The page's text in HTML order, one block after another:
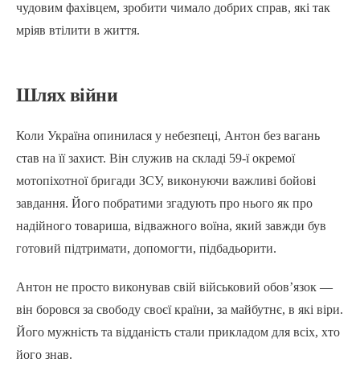
чудовим фахівцем, зробити чимало добрих справ, які так
мріяв втілити в життя.
Шлях війни
Коли Україна опинилася у небезпеці, Антон без вагань
став на її захист. Він служив на складі 59-ї окремої
мотопіхотної бригади ЗСУ, виконуючи важливі бойові
завдання. Його побратими згадують про нього як про
надійного товариша, відважного воїна, який завжди був
готовий підтримати, допомогти, підбадьорити.
Антон не просто виконував свій військовий обов’язок —
він боровся за свободу своєї країни, за майбутнє, в які віри.
Його мужність та відданість стали прикладом для всіх, хто
його знав.